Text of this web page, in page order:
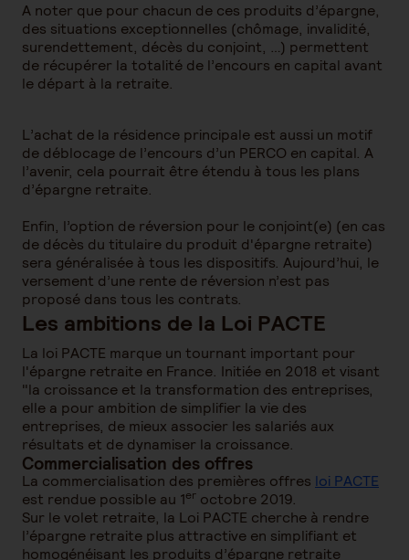
A noter que pour chacun de ces produits d’épargne,
des situations exceptionnelles (chômage, invalidité,
surendettement, décès du conjoint, …) permettent
de récupérer la totalité de l’encours en capital avant
le départ à la retraite.
L’achat de la résidence principale est aussi un motif
de déblocage de l’encours d’un PERCO en capital. A
l’avenir, cela pourrait être étendu à tous les plans
d’épargne retraite.
Enfin, l’option de réversion pour le conjoint(e) (en cas
de décès du titulaire du produit d'épargne retraite)
sera généralisée à tous les dispositifs. Aujourd’hui, le
versement d’une rente de réversion n’est pas
proposé dans tous les contrats.
Les ambitions de la Loi PACTE
La loi PACTE marque un tournant important pour
l'épargne retraite en France. Initiée en 2018 et visant
"la croissance et la transformation des entreprises,
elle a pour ambition de simplifier la vie des
entreprises, de mieux associer les salariés aux
résultats et de dynamiser la croissance.
Commercialisation des offres
La commercialisation des premières offres loi PACTE
est rendue possible au 1er octobre 2019.
Sur le volet retraite, la Loi PACTE cherche à rendre
l’épargne retraite plus attractive en simplifiant et
homogénéisant les produits d’épargne retraite